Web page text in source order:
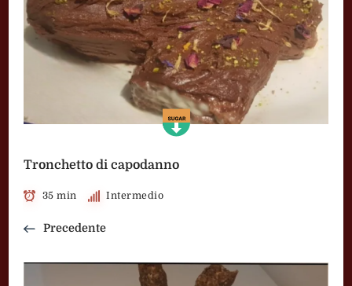
Tronchetto di capodanno
35 min Intermedio
Precedente